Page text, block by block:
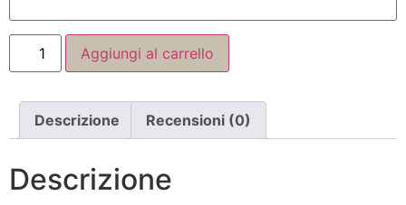
Aggiungi al carrello
Descrizione Recensioni (0)
Descrizione